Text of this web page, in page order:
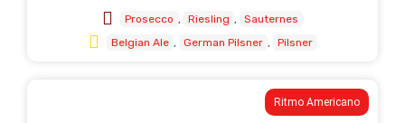
Prosecco Riesling
Sauternes
Belgian Ale
German Pilsner Pilsner
Ritmo Americano